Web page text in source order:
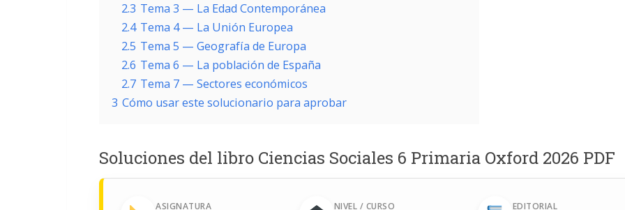
2.3 Tema 3 — La Edad Contemporánea
2.4 Tema 4 — La Unión Europea
2.5 Tema 5 — Geografía de Europa
2.6 Tema 6 — La población de España
2.7 Tema 7 — Sectores económicos
3 Cómo usar este solucionario para aprobar
Soluciones del libro Ciencias Sociales 6 Primaria Oxford 2026 PDF
ASIGNATURA NIVEL / CURSO EDITORIAL